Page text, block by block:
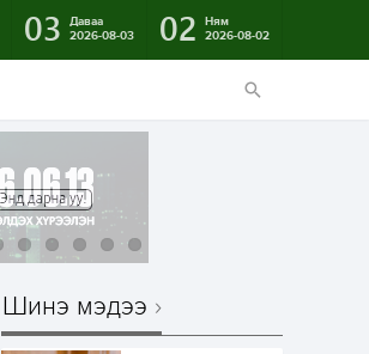
03
Даваа
2026-08-03
02
Ням
2026-08-02
Шинэ мэдээ